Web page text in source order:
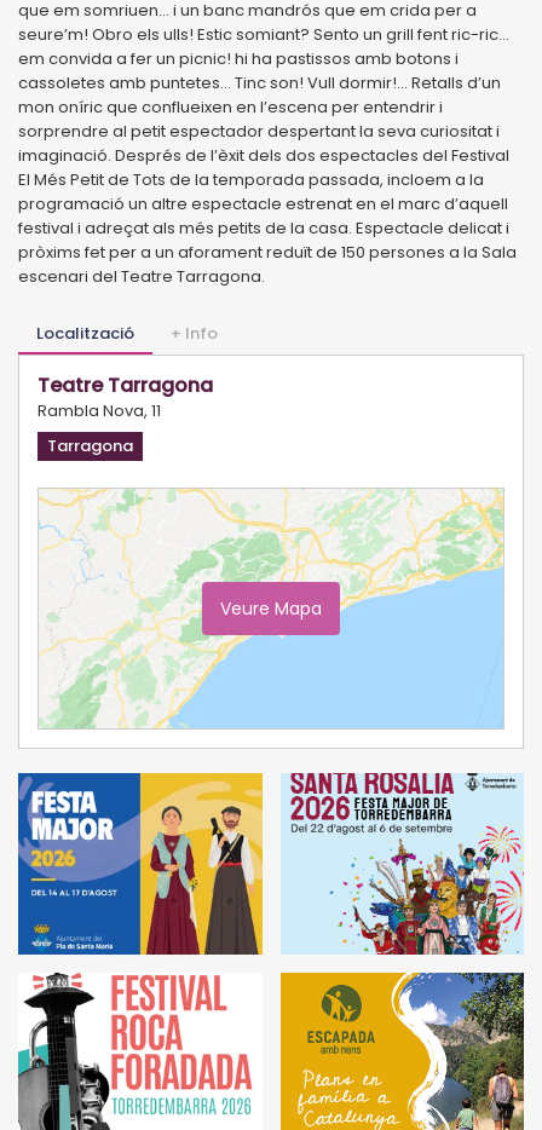
que em somriuen... i un banc mandrós que em crida per a
seure’m! Obro els ulls! Estic somiant? Sento un grill fent ric-ric...
em convida a fer un picnic! hi ha pastissos amb botons i
cassoletes amb puntetes... Tinc son! Vull dormir!... Retalls d’un
mon oníric que conflueixen en l’escena per entendrir i
sorprendre al petit espectador despertant la seva curiositat i
imaginació. Després de l’èxit dels dos espectacles del Festival
El Més Petit de Tots de la temporada passada, incloem a la
programació un altre espectacle estrenat en el marc d’aquell
festival i adreçat als més petits de la casa. Espectacle delicat i
pròxims fet per a un aforament reduït de 150 persones a la Sala
escenari del Teatre Tarragona.
Localització + Info
Teatre Tarragona
Rambla Nova, 11
Tarragona
Veure Mapa